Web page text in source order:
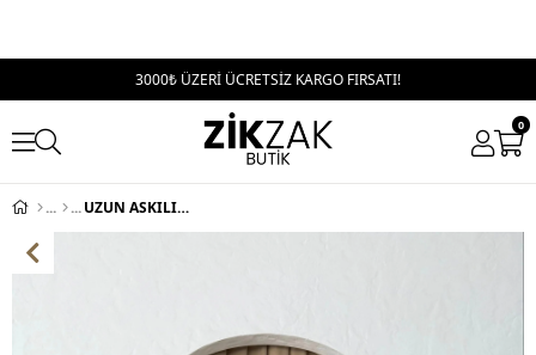
3000₺ ÜZERİ ÜCRETSİZ KARGO FIRSATI!
0
UZUN ASKILI İÇ ASTARLI HAM KETEN ELBİSE